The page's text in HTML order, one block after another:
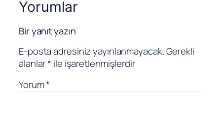
Yorumlar
Bir yanıt yazın
E-posta adresiniz yayınlanmayacak.Gerekli
alanlar* ile işaretlenmişlerdir
Yorum*